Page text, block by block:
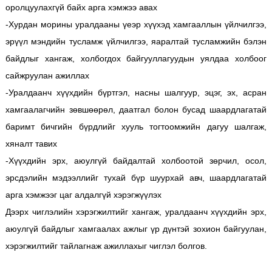
оролцуулахгүй байх арга хэмжээ авах
-Хурдан морины уралдааны үеэр хүүхэд хамгааллын үйлчилгээ,
эрүүл мэндийн тусламж үйлчилгээ, яаралтай тусламжийн бэлэн
байдлыг хангаж, холбогдох байгууллагуудын уялдаа холбоог
сайжруулан ажиллах
-Уралдаанч хүүхдийн бүртгэл, насны шалгуур, эцэг, эх, асран
хамгаалагчийн зөвшөөрөл, даатгал болон бусад шаардлагатай
баримт бичгийн бүрдлийг хууль тогтоомжийн дагуу шалгаж,
хяналт тавих
-Хүүхдийн эрх, аюулгүй байдалтай холбоотой зөрчил, осол,
эрсдэлийн мэдээллийг тухай бүр шуурхай авч, шаардлагатай
арга хэмжээг цаг алдалгүй хэрэгжүүлэх
Дээрх чиглэлийн хэрэгжилтийг хангаж, уралдаанч хүүхдийн эрх,
аюулгүй байдлыг хамгаалах ажлыг үр дүнтэй зохион байгуулан,
хэрэгжилтийг тайлагнаж ажиллахыг чиглэл болгов.